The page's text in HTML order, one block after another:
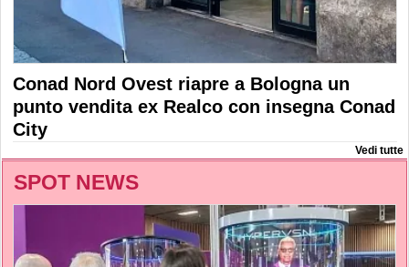
Conad Nord Ovest riapre a Bologna un
punto vendita ex Realco con insegna Conad
City
Vedi tutte
SPOT NEWS